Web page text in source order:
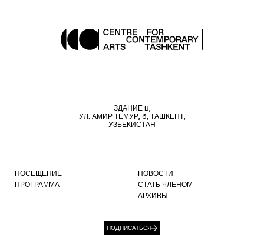
ЗДАНИЕ B,
УЛ. АМИР ТЕМУР, 6, ТАШКЕНТ,
УЗБЕКИСТАН
ПОСЕЩЕНИЕ
ПРОГРАММА
НОВОСТИ
СТАТЬ ЧЛЕНОМ
АРХИВЫ
ПОДПИСАТЬСЯ